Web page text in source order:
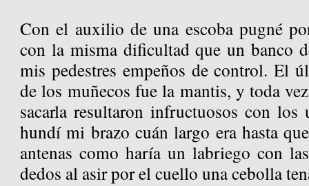
Con el auxilio de una escoba pugné
con la misma dificultad que un banco
mis pedestres empeños de control. El
de los muñecos fue la mantis, y toda
sacarla resultaron infructuosos con los
hundí mi brazo cuán largo era hasta
antenas como haría un labriego con
dedos al asir por el cuello una cebolla